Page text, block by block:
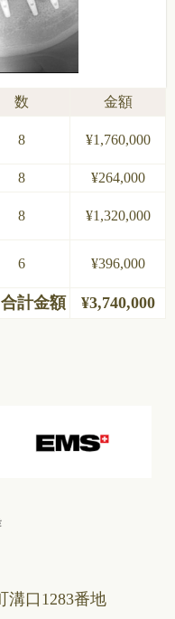
数
金額
8 ¥1,760,000
8
¥264,000
8 ¥1,320,000
6 ¥396,000
合計金額 ¥3,740,000
溝⼝1283番地